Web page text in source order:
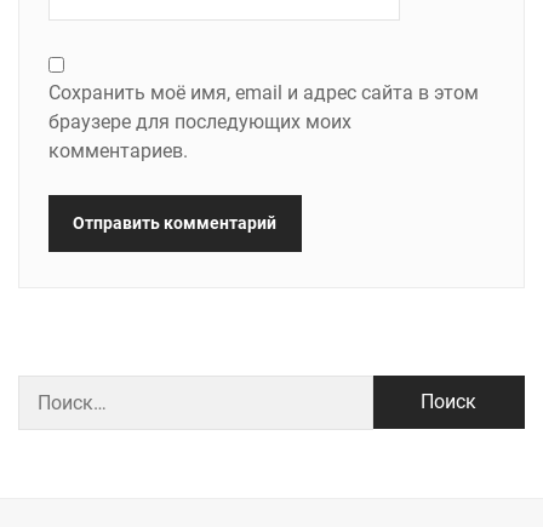
Сохранить моё имя, email и адрес сайта в этом
браузере для последующих моих
комментариев.